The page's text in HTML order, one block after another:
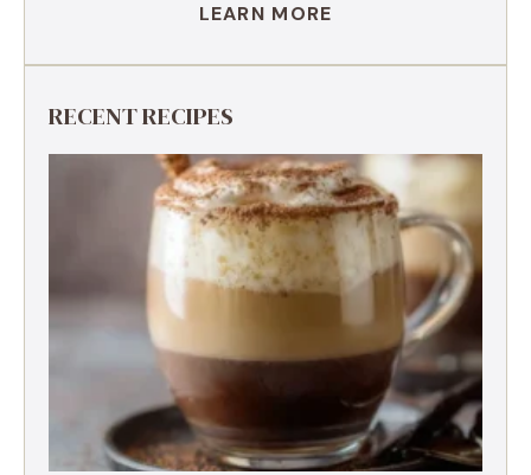
LEARN MORE
RECENT RECIPES